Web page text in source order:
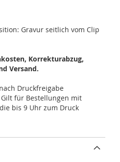
Gravur seitlich vom Clip
Korrekturabzug,
Versand.
Druckfreigabe
für Bestellungen mit
bis 9 Uhr zum Druck